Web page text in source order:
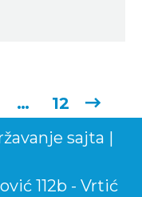
…
12
sajta |
112b - Vrtić